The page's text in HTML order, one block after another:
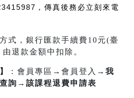
，傳真後務必立刻來電
式，銀行匯款手續費10元(臺
退款金額中扣除。
】 ：會員專區 → 會員登入 →我
詢→該課程退費申請表